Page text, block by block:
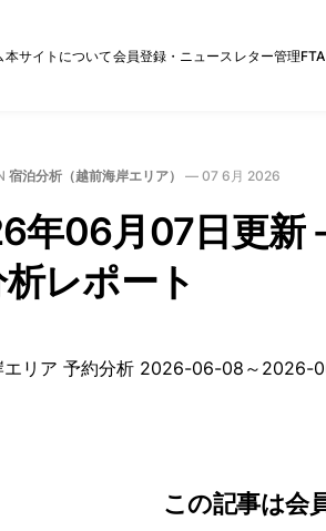
本サイトについて会員登録・ニュースレター管理
宿泊分析（越前海岸エリア） — 07 6月 2026
年06月07日更新
レポート
エリア 予約分析 2026-06-08～2026-
この記事は会